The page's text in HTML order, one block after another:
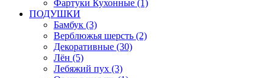
Фартуки Кухонные (1)
ПОДУШКИ
Бамбук (3)
Верблюжья шерсть (2)
Декоративные (30)
Лён (5)
Лебяжий пух (3)